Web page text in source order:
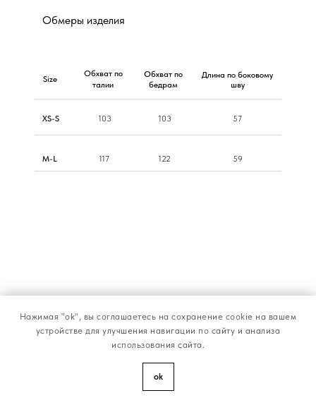
Нажимая "ok", вы соглашаетесь на сохранение cookie на вашем
устройстве для улучшения навигации по сайту и анализа
использования сайта.
ok
Обмеры изделия
Size
ХS-S
M-L
Обхват по
талии
Обхват по
бедрам
Длина по боковому
шву
103
103 57
117 122 59